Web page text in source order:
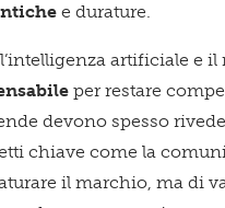
e durature.
artificiale e
per restare
devono spesso
chiave come la
il marchio, ma di